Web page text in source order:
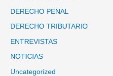
DERECHO PENAL
DERECHO TRIBUTARIO
ENTREVISTAS
NOTICIAS
Uncategorized